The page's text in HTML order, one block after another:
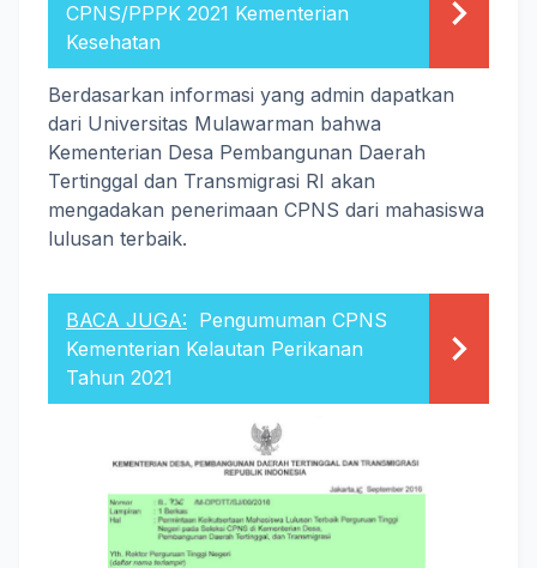
CPNS/PPPK 2021 Kementerian
Kesehatan
Berdasarkan informasi yang admin dapatkan
dari Universitas Mulawarman bahwa
Kementerian Desa Pembangunan Daerah
Tertinggal dan Transmigrasi RI akan
mengadakan penerimaan CPNS dari mahasiswa
lulusan terbaik.
BACA JUGA: Pengumuman CPNS
Kementerian Kelautan Perikanan
Tahun 2021